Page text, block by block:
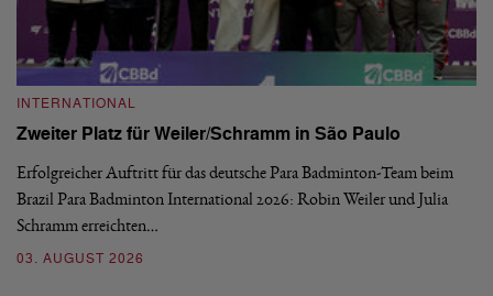
INTERNATIONAL
Zweiter Platz für Weiler/Schramm in São Paulo
Erfolgreicher Auftritt für das deutsche Para Badminton-Team beim
Brazil Para Badminton International 2026: Robin Weiler und Julia
Schramm erreichten…
03. AUGUST 2026